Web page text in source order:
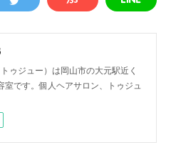
ゥジュー）は岡山市の大元駅近く
室です。個人ヘアサロン、トゥジュ